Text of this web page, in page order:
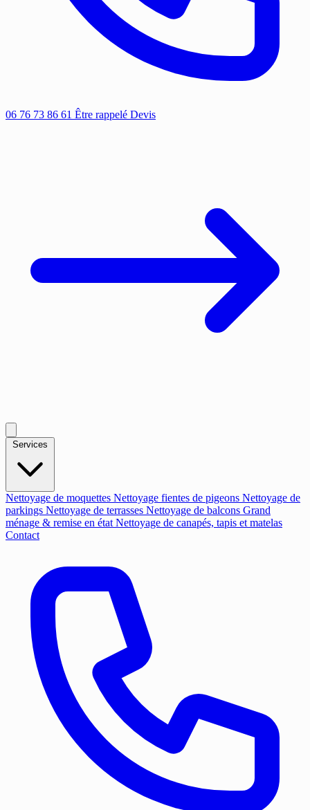
06 76 73 86 61 Être rappelé Devis
Nettoyage de moquettes Nettoyage fientes de pigeons Nettoyage de
parkings Nettoyage de terrasses Nettoyage de balcons Grand
ménage & remise en état Nettoyage de canapés, tapis et matelas
Contact